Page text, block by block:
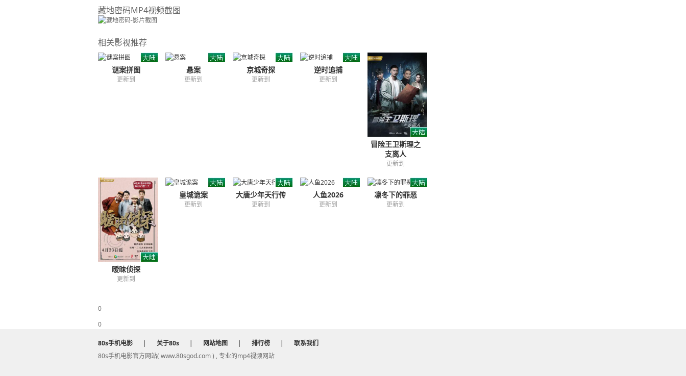
藏地密码MP4视频截图
相关影视推荐
谜案拼图
更新到
悬案
更新到
京城奇探
更新到
逆时追捕
更新到
冒险王卫斯理之
支离人
更新到
暧昧侦探
更新到
皇城诡案
更新到
大唐少年天行传
更新到
人鱼2026
更新到
凛冬下的罪恶
更新到
0
0
80s手机电影 | 关于80s | 网站地图 | 排行榜 |
联系我们
80s手机电影官方网站( www.80sgod.com ) , 专业的mp4视频网站